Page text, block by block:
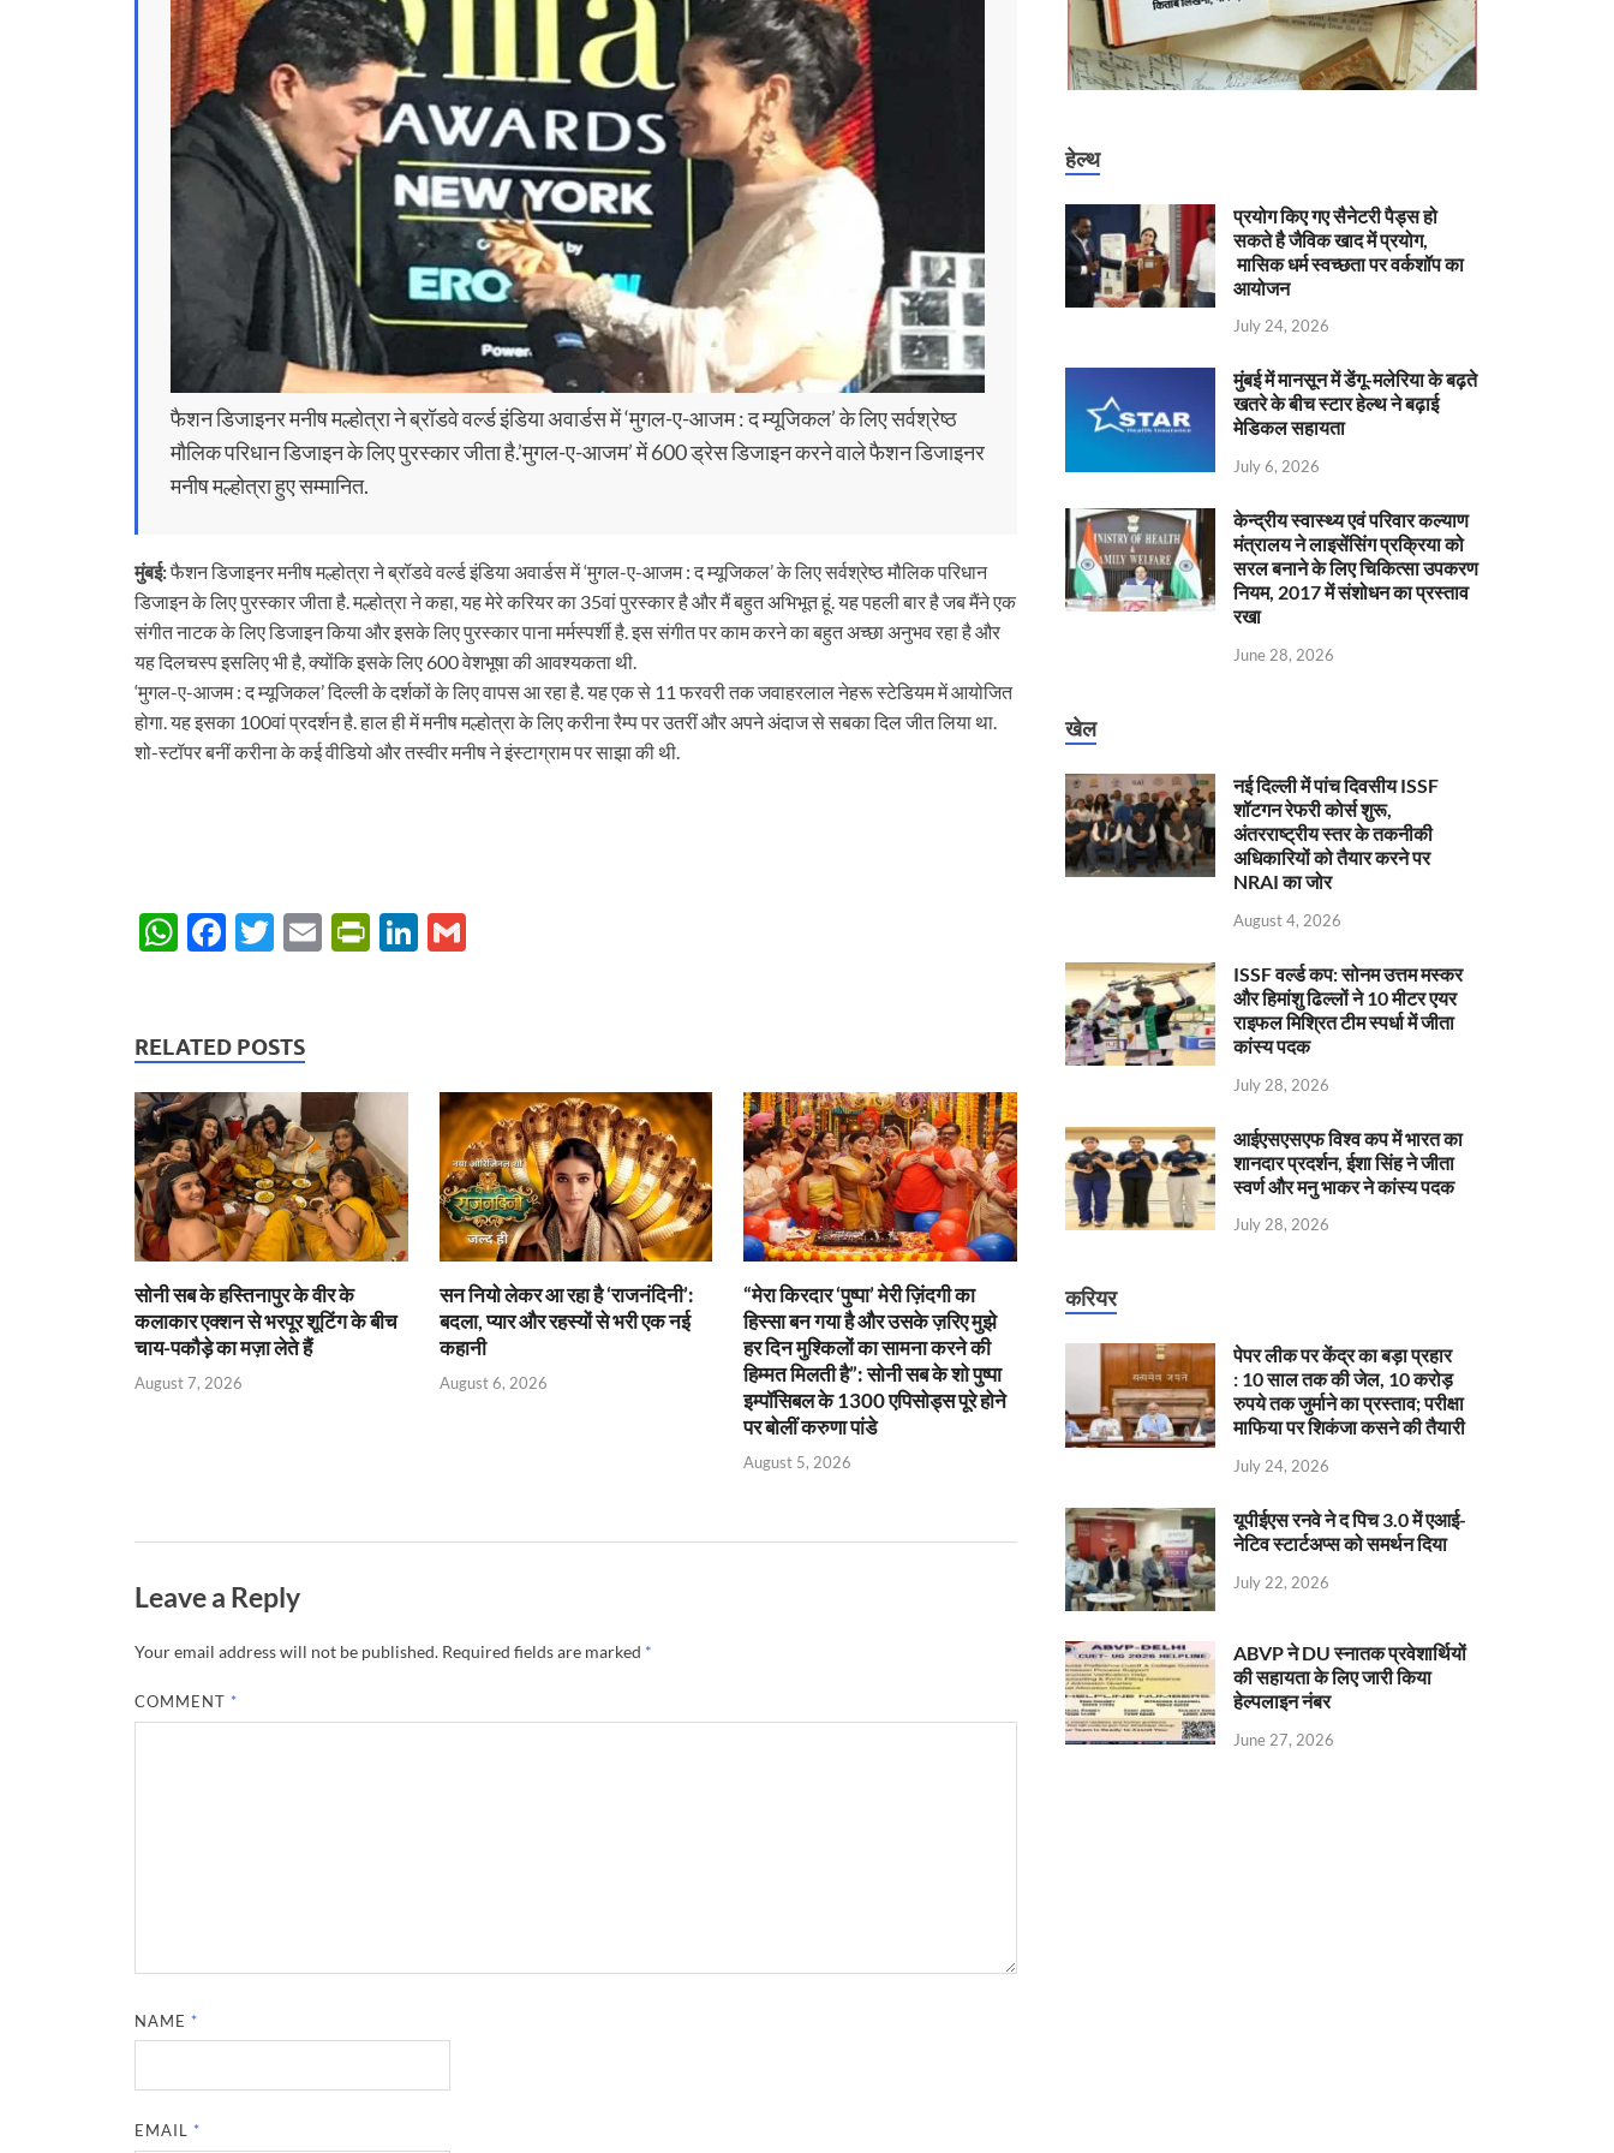
फैशन डिजाइनर मनीष मल्होत्रा ने ब्रॉडवे वर्ल्ड इंडिया अवार्डस में ‘मुगल-ए-आजम : द म्यूजिकल’ के लिए सर्वश्रेष्ठ
मौलिक परिधान डिजाइन के लिए पुरस्कार जीता है.’मुगल-ए-आजम’ में 600 ड्रेस डिजाइन करने वाले फैशन डिजाइनर
मनीष मल्होत्रा हुए सम्मानित.
मुंबई:फैशन डिजाइनर मनीष मल्होत्रा ने ब्रॉडवे वर्ल्ड इंडिया अवार्डस में ‘मुगल-ए-आजम : द म्यूजिकल’ के लिए सर्वश्रेष्ठ मौलिक परिधान
डिजाइन के लिए पुरस्कार जीता है. मल्होत्रा ने कहा, यह मेरे करियर का 35वां पुरस्कार है और मैं बहुत अभिभूत हूं. यह पहली बार है जब मैंने एक
संगीत नाटक के लिए डिजाइन किया और इसके लिए पुरस्कार पाना मर्मस्पर्शी है. इस संगीत पर काम करने का बहुत अच्छा अनुभव रहा है और
यह दिलचस्प इसलिए भी है, क्योंकि इसके लिए 600 वेशभूषा की आवश्यकता थी.
‘मुगल-ए-आजम : द म्यूजिकल’ दिल्ली के दर्शकों के लिए वापस आ रहा है. यह एक से 11 फरवरी तक जवाहरलाल नेहरू स्टेडियम में आयोजित
होगा. यह इसका 100वां प्रदर्शन है. हाल ही में मनीष मल्होत्रा के लिए करीना रैम्प पर उतरीं और अपने अंदाज से सबका दिल जीत लिया था.
शो-स्टॉपर बनीं करीना के कई वीडियो और तस्वीर मनीष ने इंस्टाग्राम पर साझा की थी.
W
s
A
p
p
F
b
o
o
k
T
er
E
P
ie
dl
y
Li
dI
RELATED POSTS
सोनी सब के हस्तिनापुर के वीर के
कलाकार एक्शन से भरपूर शूटिंग के बीच
चाय-पकौड़े का मज़ा लेते हैं
August 7, 2026
सन नियो लेकर आ रहा है ‘राजनंदिनी’:
बदला, प्यार और रहस्यों से भरी एक नई
कहानी
August 6, 2026
“मेरा किरदार ‘पुष्पा’ मेरी ज़िंदगी का
हिस्सा बन गया है और उसके ज़रिए मुझे
हर दिन मुश्किलों का सामना करने की
हिम्मत मिलती है”: सोनी सब के शो पुष्पा
इम्पॉसिबल के 1300 एपिसोड्स पूरे होने
पर बोलीं करुणा पांडे
August 5, 2026
Leave a Reply
Your email address will not be published. Required fields are marked *
COMMENT *
NAME *
EMAIL *
हेल्थ
प्रयोग किए गए सैनेटरी पैड्स हो
सकते है जैविक खाद में प्रयोग,
मासिक धर्म स्वच्छता पर वर्कशॉप का
आयोजन
July 24, 2026
मुंबई में मानसून में डेंगू-मलेरिया के बढ़ते
खतरे के बीच स्टार हेल्थ ने बढ़ाई
मेडिकल सहायता
July 6, 2026
केन्‍द्रीय स्वास्थ्य एवं परिवार कल्याण
मंत्रालय ने लाइसेंसिंग प्रक्रिया को
सरल बनाने के लिए चिकित्सा उपकरण
नियम, 2017 में संशोधन का प्रस्ताव
रखा
June 28, 2026
खेल
नई दिल्ली में पांच दिवसीय ISSF
शॉटगन रेफरी कोर्स शुरू,
अंतरराष्ट्रीय स्तर के तकनीकी
अधिकारियों को तैयार करने पर
NRAI का जोर
August 4, 2026
ISSF वर्ल्ड कप: सोनम उत्तम मस्कर
और हिमांशु ढिल्लों ने 10 मीटर एयर
राइफल मिश्रित टीम स्पर्धा में जीता
कांस्य पदक
July 28, 2026
आईएसएसएफ विश्व कप में भारत का
शानदार प्रदर्शन, ईशा सिंह ने जीता
स्वर्ण और मनु भाकर ने कांस्य पदक
July 28, 2026
करियर
पेपर लीक पर केंद्र का बड़ा प्रहार
: 10 साल तक की जेल, 10 करोड़
रुपये तक जुर्माने का प्रस्ताव; परीक्षा
माफिया पर शिकंजा कसने की तैयारी
July 24, 2026
यूपीईएस रनवे ने द पिच 3.0 में एआई-
नेटिव स्टार्टअप्स को समर्थन दिया
July 22, 2026
ABVP ने DU स्नातक प्रवेशार्थियों
की सहायता के लिए जारी किया
हेल्पलाइन नंबर
June 27, 2026